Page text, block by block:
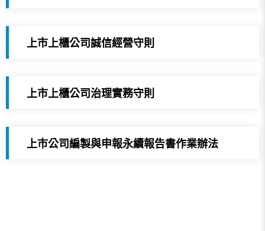
上市上櫃公司誠信經營守則
上市上櫃公司治理實務守則
上市公司編製與申報永續報告書作業辦法